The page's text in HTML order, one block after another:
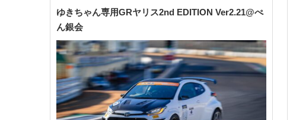
ゆきちゃん専用GRヤリス2nd EDITION Ver2.21@ぺ
ん銀会